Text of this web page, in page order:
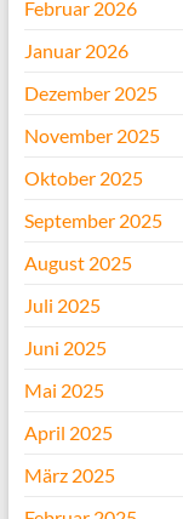
Februar 2026
Januar 2026
Dezember 2025
November 2025
Oktober 2025
September 2025
August 2025
Juli 2025
Juni 2025
Mai 2025
April 2025
März 2025